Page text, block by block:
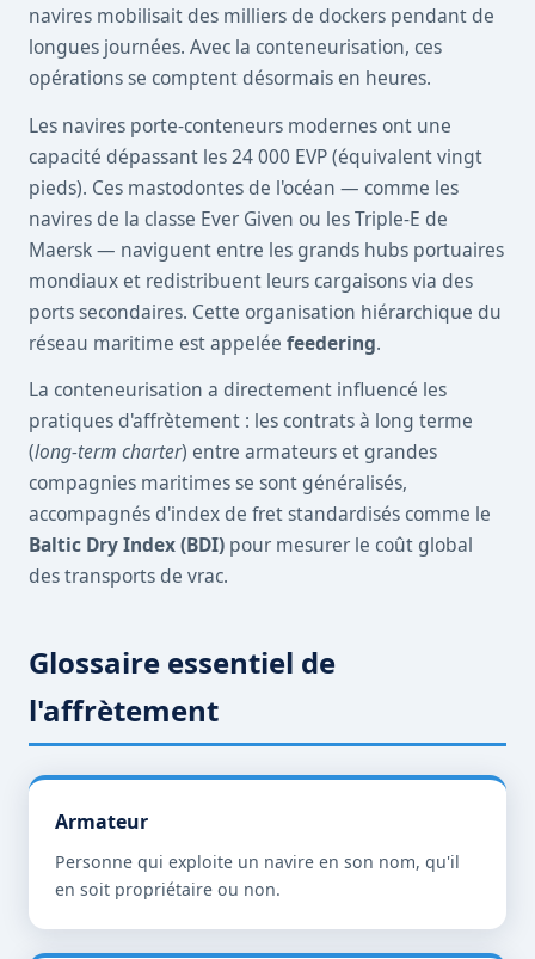
navires mobilisait des milliers de dockers pendant de
longues journées. Avec la conteneurisation, ces
opérations se comptent désormais en heures.
Les navires porte-conteneurs modernes ont une
capacité dépassant les 24 000 EVP (équivalent vingt
pieds). Ces mastodontes de l'océan — comme les
navires de la classe Ever Given ou les Triple-E de
Maersk — naviguent entre les grands hubs portuaires
mondiaux et redistribuent leurs cargaisons via des
ports secondaires. Cette organisation hiérarchique du
réseau maritime est appelée feedering.
La conteneurisation a directement influencé les
pratiques d'affrètement : les contrats à long terme
(long-term charter) entre armateurs et grandes
compagnies maritimes se sont généralisés,
accompagnés d'index de fret standardisés comme le
Baltic Dry Index (BDI) pour mesurer le coût global
des transports de vrac.
Glossaire essentiel de
l'affrètement
Armateur
Personne qui exploite un navire en son nom, qu'il
en soit propriétaire ou non.